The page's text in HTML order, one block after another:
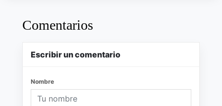
Comentarios
Escribir un comentario
Nombre